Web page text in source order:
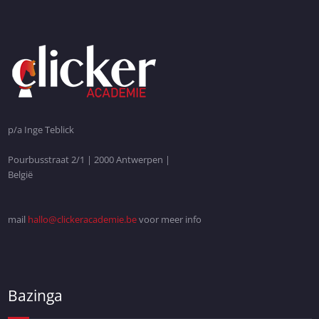
p/a Inge Teblick
Pourbusstraat 2/1 | 2000 Antwerpen |
België
mail hallo@clickeracademie.bevoor meer info
Bazinga